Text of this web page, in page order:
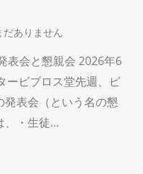
だありません
表会と懇親会 2026年6
ービブロス堂先週、ビ
表会（という名の懇
、・生徒…